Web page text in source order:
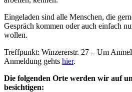
Eingeladen sind alle Menschen, die
Gespräch kommen oder auch einfach
wollen.
Treffpunkt: Winzererstr. 27 – Um
Anmeldung gehts hier.
Die folgenden Orte werden wir auf
besichtigen: